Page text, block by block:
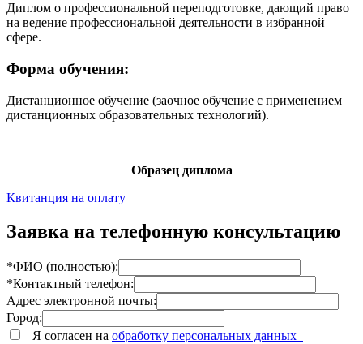
Диплом о профессиональной переподготовке, дающий право
на ведение профессиональной деятельности в избранной
сфере.
Форма обучения:
Дистанционное обучение (заочное обучение с применением
дистанционных образовательных технологий).
Образец диплома
Квитанция на оплату
Заявка на телефонную консультацию
*ФИО (полностью):
*Контактный телефон:
Адрес электронной почты:
Город:
Я согласен на обработку персональных данных